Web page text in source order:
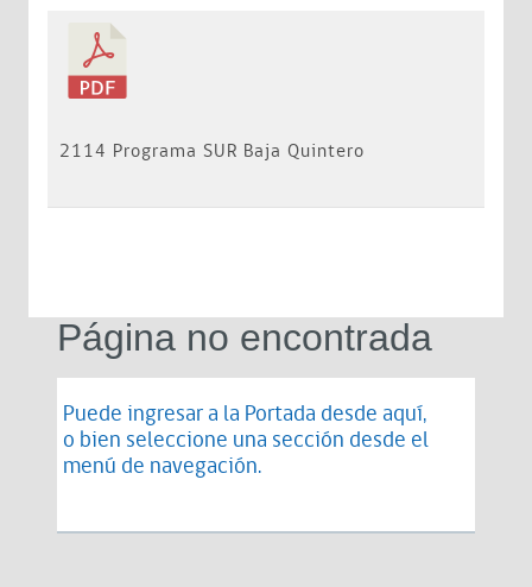
2114 Programa SUR Baja Quintero
Página no encontrada
Puede ingresar a la Portada desde aquí,
o bien seleccione una sección desde el
menú de navegación.